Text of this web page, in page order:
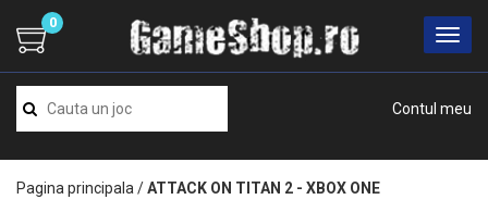
Contul meu
0
Pagina principala /ATTACK ON TITAN 2 - XBOX ONE